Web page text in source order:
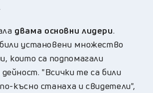
двама основни лидери.
установени множество
които са подпомагали
"Всички те са били
късно станаха и свидетели",